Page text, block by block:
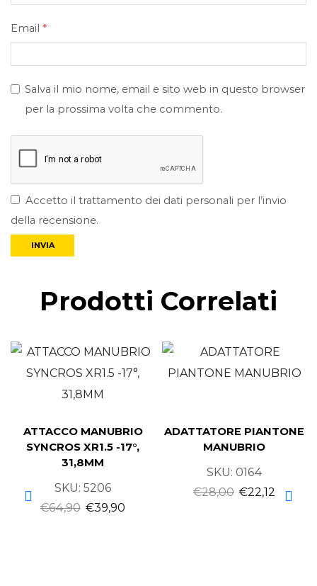
Email *
Salva il mio nome, email e sito web in questo browser
per la prossima volta che commento.
Accetto il trattamento dei dati personali per l’invio
della recensione.
Prodotti Correlati
ATTACCO MANUBRIO
SYNCROS XR1.5 -17°,
31,8MM
SKU: 5206
€64,90 €39,90
ADATTATORE PIANTONE
MANUBRIO
SKU: 0164
€28,00 €22,12